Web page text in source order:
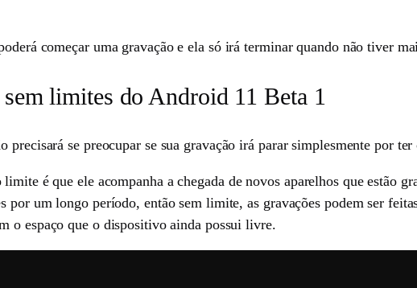
começar uma gravação e ela só irá terminar quando não tiver
limites do Android 11 Beta 1
precisará se preocupar se sua gravação irá parar simplesmente por
é que ele acompanha a chegada de novos aparelhos que estão
por um longo período, então sem limite, as gravações podem ser
o espaço que o dispositivo ainda possui livre.